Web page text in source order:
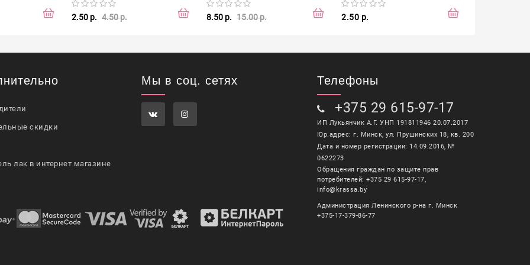
2.50 р. 4.50 р. 8.50 р. 15.00 р. 2.50 р.
скидки
лак в интернет магазине
Мы в соц. сетях Телефоны
+375 29 615-97-17
ИП Лукьянчик А.Г. УНП 191811946 20.07.2017
Юр.адрес: г. Минск, ул. Прушинских 18, кв. 200
Дата и номер регистрации: 14.09.2016, №
0622273
Обращения граждан по защите прав
потребителей: +375 29 615-97-17,
info@krassa.by
Администрация Ленинского р-на г. Минск
+375-17-379-86-77